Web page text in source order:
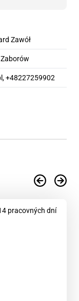
Zawół
+48227259902
pracovných dní